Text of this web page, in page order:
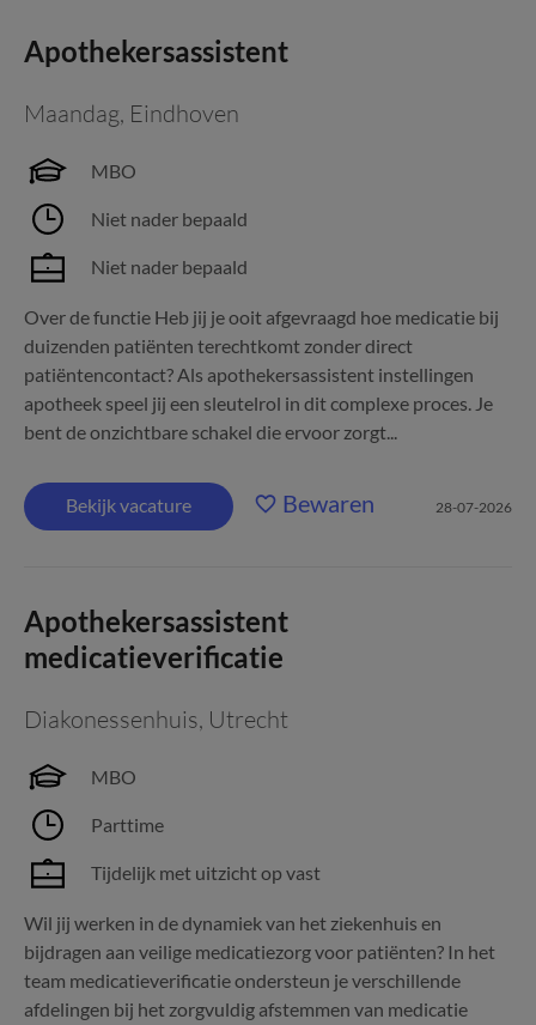
Apothekersassistent
Maandag, Eindhoven
MBO
Niet nader bepaald
Niet nader bepaald
Over de functie Heb jij je ooit afgevraagd hoe medicatie bij
duizenden patiënten terechtkomt zonder direct
patiëntencontact? Als apothekersassistent instellingen
apotheek speel jij een sleutelrol in dit complexe proces. Je
bent de onzichtbare schakel die ervoor zorgt...
Bekijk vacature Bewaren 28-07-2026
Apothekersassistent
medicatieverificatie
Diakonessenhuis, Utrecht
MBO
Parttime
Tijdelijk met uitzicht op vast
Wil jij werken in de dynamiek van het ziekenhuis en
bijdragen aan veilige medicatiezorg voor patiënten? In het
team medicatieverificatie ondersteun je verschillende
afdelingen bij het zorgvuldig afstemmen van medicatie